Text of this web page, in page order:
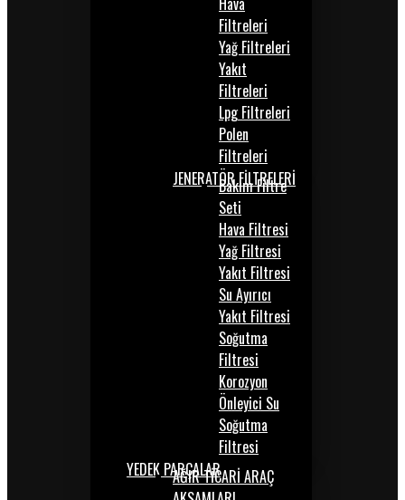
Filtreleri
Yağ Filtreleri
Yakıt
Filtreleri
Lpg Filtreleri
Polen
Filtreleri
JENERATÖR FİLTRELERİ
Bakım Filtre
Seti
Hava Filtresi
Yağ Filtresi
Yakıt Filtresi
Su Ayırıcı
Yakıt Filtresi
Soğutma
Filtresi
Korozyon
Önleyici Su
Soğutma
Filtresi
YEDEK PARÇALARAĞIR TİCARİ ARAÇ